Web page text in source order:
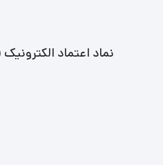
نماد اعتماد